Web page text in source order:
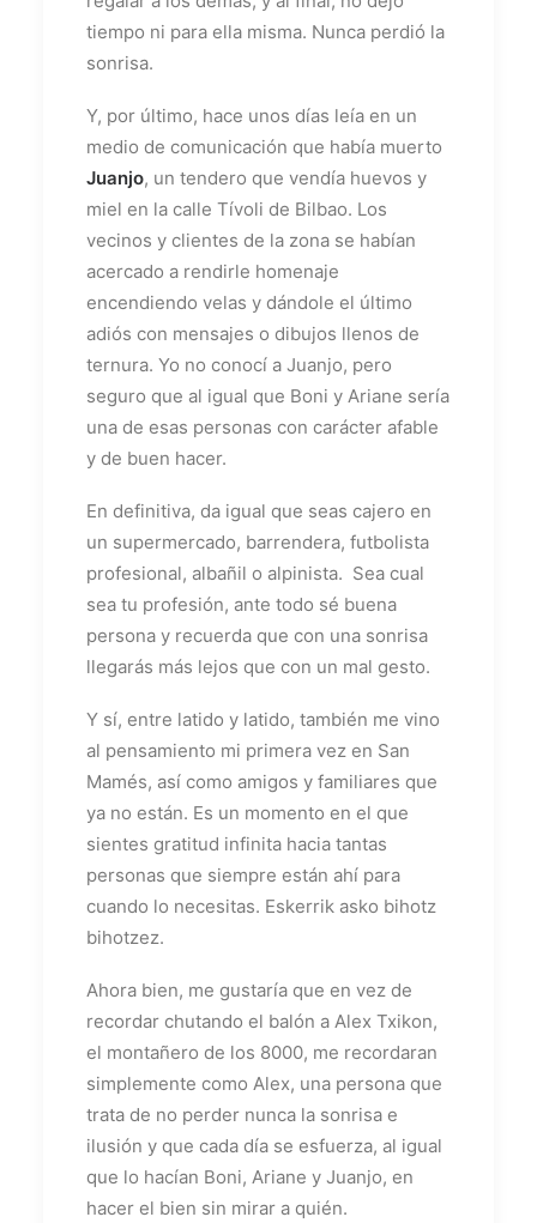
tiempo ni para ella misma. Nunca perdió la
sonrisa.
Y, por último, hace unos días leía en un
medio de comunicación que había muerto
Juanjo, un tendero que vendía huevos y
miel en la calle Tívoli de Bilbao. Los
vecinos y clientes de la zona se habían
acercado a rendirle homenaje
encendiendo velas y dándole el último
adiós con mensajes o dibujos llenos de
ternura. Yo no conocí a Juanjo, pero
seguro que al igual que Boni y Ariane sería
una de esas personas con carácter afable
y de buen hacer.
En definitiva, da igual que seas cajero en
un supermercado, barrendera, futbolista
profesional, albañil o alpinista. Sea cual
sea tu profesión, ante todo sé buena
persona y recuerda que con una sonrisa
llegarás más lejos que con un mal gesto.
Y sí, entre latido y latido, también me vino
al pensamiento mi primera vez en San
Mamés, así como amigos y familiares que
ya no están. Es un momento en el que
sientes gratitud infinita hacia tantas
personas que siempre están ahí para
cuando lo necesitas. Eskerrik asko bihotz
bihotzez.
Ahora bien, me gustaría que en vez de
recordar chutando el balón a Alex Txikon,
el montañero de los 8000, me recordaran
simplemente como Alex, una persona que
trata de no perder nunca la sonrisa e
ilusión y que cada día se esfuerza, al igual
que lo hacían Boni, Ariane y Juanjo, en
hacer el bien sin mirar a quién.